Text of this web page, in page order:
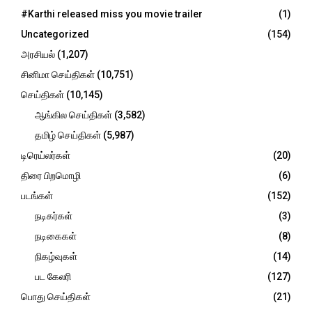
o
:
#Karthi released miss you movie trailer
(1)
Uncategorized
(154)
அரசியல் (1,207)
சினிமா செய்திகள் (10,751)
செய்திகள் (10,145)
ஆங்கில செய்திகள் (3,582)
தமிழ் செய்திகள் (5,987)
டிரெய்லர்கள்
(20)
திரை பிறமொழி
(6)
படங்கள்
(152)
நடிகர்கள்
(3)
நடிகைகள்
(8)
நிகழ்வுகள்
(14)
பட கேலரி
(127)
பொது செய்திகள்
(21)